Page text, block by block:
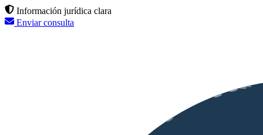
Información jurídica clara
Enviar consulta